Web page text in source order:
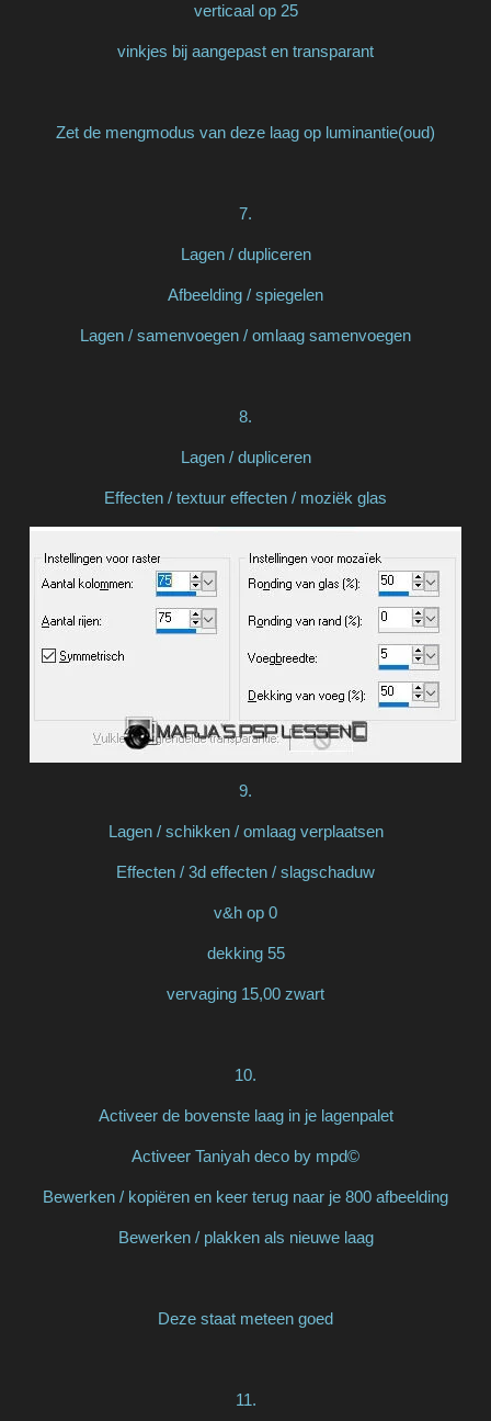
verticaal op 25
vinkjes bij aangepast en transparant
Zet de mengmodus van deze laag op luminantie(oud)
7.
Lagen / dupliceren
Afbeelding / spiegelen
Lagen / samenvoegen / omlaag samenvoegen
8.
Lagen / dupliceren
Effecten / textuur effecten / moziëk glas
9.
Lagen / schikken / omlaag verplaatsen
Effecten / 3d effecten / slagschaduw
v&h op 0
dekking 55
vervaging 15,00 zwart
10.
Activeer de bovenste laag in je lagenpalet
Activeer Taniyah deco by mpd©
Bewerken / kopiëren en keer terug naar je 800 afbeelding
Bewerken / plakken als nieuwe laag
Deze staat meteen goed
11.